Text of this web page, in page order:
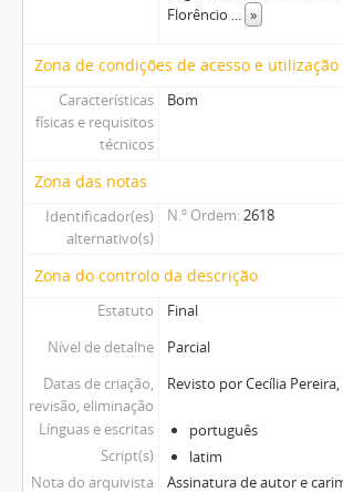
Florêncio ... »
Zona de condições de acesso e utilização
Características
físicas e requisitos
técnicos
Bom
Zona das notas
Identificador(es)
alternativo(s)
N.º Ordem 2618
Zona do controlo da descrição
Estatuto
Final
Nível de detalhe
Parcial
Datas de criação,
revisão, eliminação
Revisto por Cecília Pereira,
Línguas e escritas
português
Script(s)
latim
Nota do arquivista
Assinatura de autor e